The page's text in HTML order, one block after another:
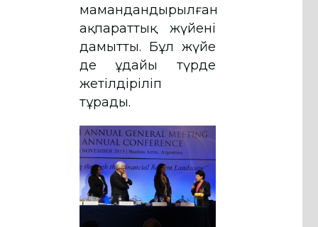
мамандандырылған
ақпараттық жүйені
дамытты. Бұл жүйе
де ұдайы түрде
жетілдіріліп
тұрады.